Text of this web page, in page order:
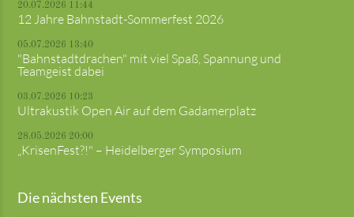
20.07.2026 11:44
12 Jahre Bahnstadt-Sommerfest 2026
05.07.2026 13:40
"Bahnstadtdrachen" mit viel Spaß, Spannung und
Teamgeist dabei
03.07.2026 10:23
Ultrakustik Open Air auf dem Gadamerplatz
28.05.2026 20:00
„KrisenFest?!" – Heidelberger Symposium
Die nächsten Events